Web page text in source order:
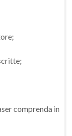
comprenda in